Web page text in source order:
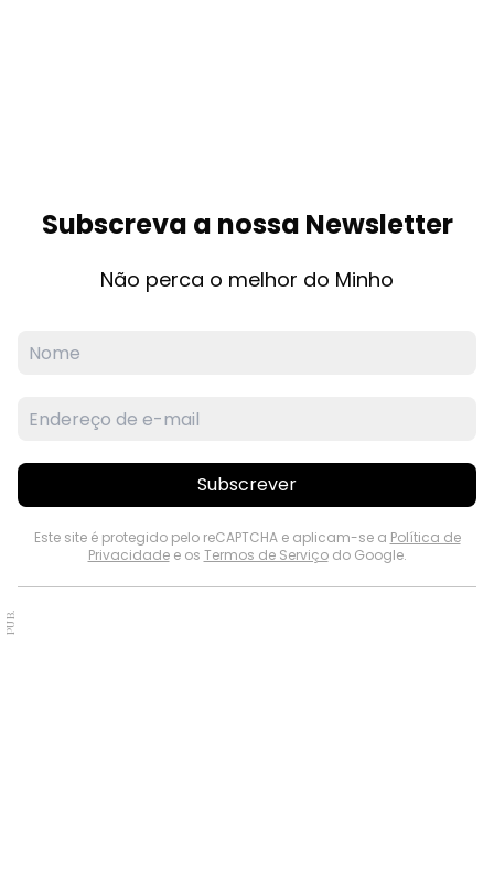
Subscreva a nossa Newsletter
Não perca o melhor do Minho
Subscrever
Este site é protegido pelo reCAPTCHA e aplicam-se a Política de
Privacidadee os Termos de Serviçodo Google.
PUB.